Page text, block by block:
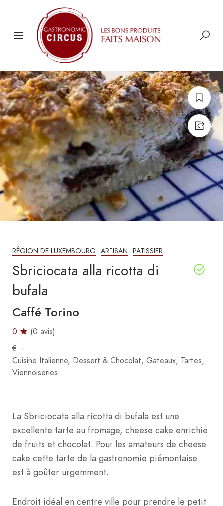
RÉGION DE LUXEMBOURG ARTISAN PATISSIER
Sbriciocata alla ricotta di
bufala
Caffé Torino
0
(0 avis)
€
Cuisine Italienne Dessert & Chocolat Gateaux Tartes
Viennoiseries
La Sbriciocata alla ricotta di bufala est une
excellente tarte au fromage, cheese cake enrichie
de fruits et chocolat. Pour les amateurs de cheese
cake cette tarte de la gastronomie piémontaise
est à goûter urgemment.
Endroit idéal en centre ville pour prendre le petit